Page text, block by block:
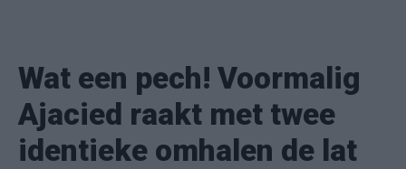
Wat een pech! Voormalig
Ajacied raakt met twee
identieke omhalen de lat